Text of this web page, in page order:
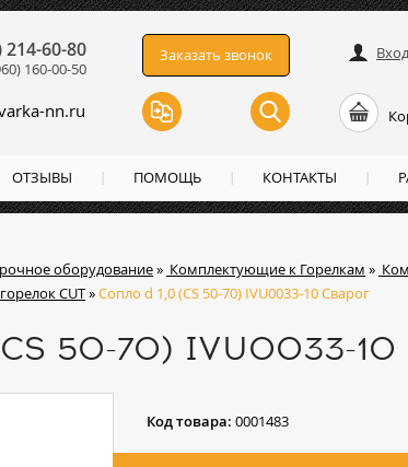
оборудование» Комплектующие к Горелкам »
CUT»Сопло d 1,0 (CS 50-70) IVU0033-10 Сварог
50-70) IVU0033-10
Код товара: 0001483
Вход
Заказать звонок
nn.ru
214-60-80
160-00-50
ОТЗЫВЫ ПОМОЩЬ КОНТАКТЫ